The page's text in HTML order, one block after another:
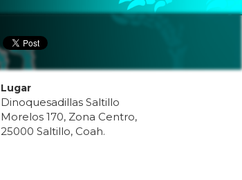
Lugar
Dinoquesadillas Saltillo
Morelos 170, Zona Centro,
25000 Saltillo, Coah.